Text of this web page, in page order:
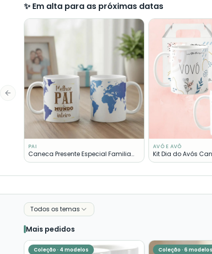
✨ Em alta para as próximas datas
PAI
Caneca Presente Especial Familia
Melhor Pai Mundo
AVÓ E AVÔ
Kit Dia do Avós
Vovô Presente
Previous slide
Todos os temas
Mais pedidos
Coleção · 4 modelos
Coleção ·6 modelos